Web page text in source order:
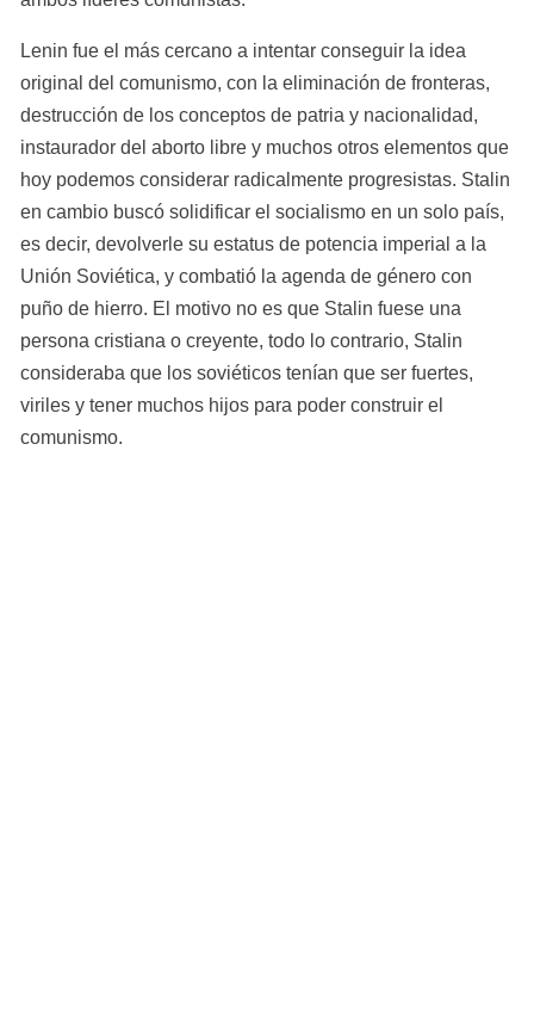
Lenin fue el más cercano a intentar conseguir la idea
original del comunismo, con la eliminación de fronteras,
destrucción de los conceptos de patria y nacionalidad,
instaurador del aborto libre y muchos otros elementos que
hoy podemos considerar radicalmente progresistas. Stalin
en cambio buscó solidificar el socialismo en un solo país,
es decir, devolverle su estatus de potencia imperial a la
Unión Soviética, y combatió la agenda de género con
puño de hierro. El motivo no es que Stalin fuese una
persona cristiana o creyente, todo lo contrario, Stalin
consideraba que los soviéticos tenían que ser fuertes,
viriles y tener muchos hijos para poder construir el
comunismo.